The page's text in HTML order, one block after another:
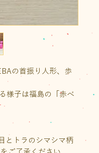
の首振り人形、歩
様子は福島の「赤べ
とトラのシマシマ柄